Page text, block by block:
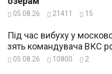
05.08.26 21411 15
Під час вибуху у
зять командувача ВКС
05.08.26 10800 2